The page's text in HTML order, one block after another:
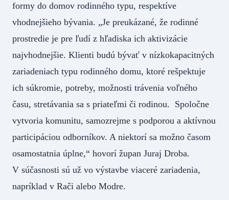
formy do domov rodinného typu, respektíve
vhodnejšieho bývania. „Je preukázané, že rodinné
prostredie je pre ľudí z hľadiska ich aktivizácie
najvhodnejšie. Klienti budú bývať v nízkokapacitných
zariadeniach typu rodinného domu, ktoré rešpektuje
ich súkromie, potreby, možnosti trávenia voľného
času, stretávania sa s priateľmi či rodinou. Spoločne
vytvoria komunitu, samozrejme s podporou a aktívnou
participáciou odborníkov. A niektorí sa možno časom
osamostatnia úplne,“ hovorí župan Juraj Droba.
V súčasnosti sú už vo výstavbe viaceré zariadenia,
napríklad v Rači alebo Modre.